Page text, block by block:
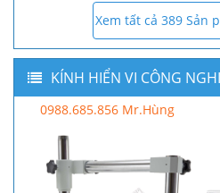
Xem tất cả 389 Sản
KÍNH HIỂN VI CÔNG
0988.685.856 Mr.Hùng